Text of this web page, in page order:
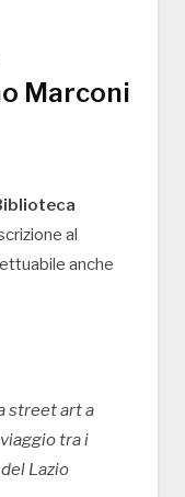
Marconi
al
anche
street art a
tra i
Lazio